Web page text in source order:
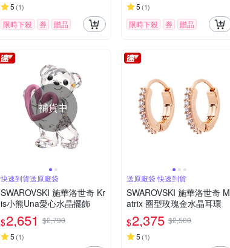
5 (1)
限時下殺 券 贈品
5 (1)
限時下殺 券 贈品
補貨中
快速到貨送原廠袋
SWAROVSKI 施華洛世奇 Kr
is小熊Una愛心水晶擺飾
$2,651 $2,790
5 (1)
送原廠袋 快速到貨
SWAROVSKI 施華洛世奇 M
atrix 圈型玫瑰金水晶耳環
$2,375 $2,500
5 (1)